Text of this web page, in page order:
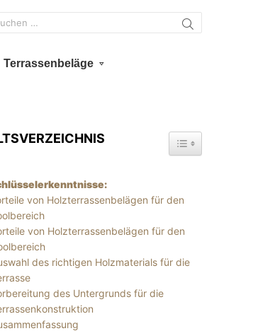
Terrassenbeläge
TOGGLE TABLE OF
von Holzterrassenbelägen für den
von Holzterrassenbelägen für den
des richtigen Holzmaterials für die
des Untergrunds für die